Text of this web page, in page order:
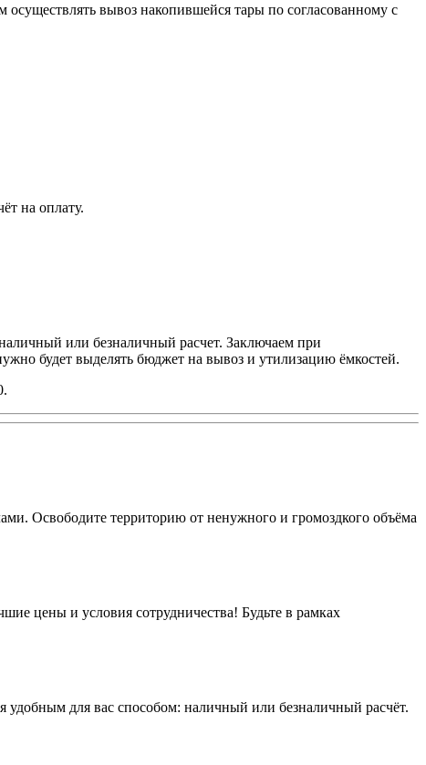
вывоз накопившейся тары по согласованному с
на оплату.
или безналичный расчет. Заключаем при
будет выделять бюджет на вывоз и утилизацию ёмкостей.
.
Освободите территорию от ненужного и громоздкого объёма
цены и условия сотрудничества! Будьте в рамках
удобным для вас способом: наличный или безналичный расчёт.